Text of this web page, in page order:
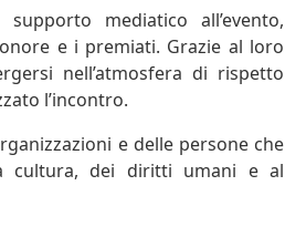
mediatico all’evento,
e i premiati. Grazie al loro
nell’atmosfera di rispetto
l’incontro.
e delle persone che
cultura, dei diritti umani e al